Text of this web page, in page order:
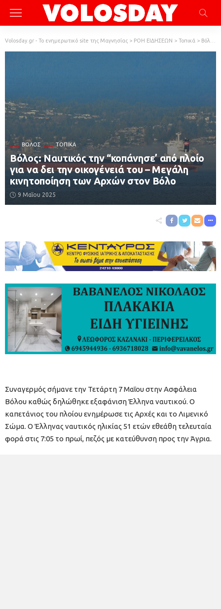
Volosday.gr - Το ενημερωτικό site της Μαγνησίας > ΡΟΗ ΕΙΔΗΣΕΩΝ > Τοπικά > Βόλος
ΒΌΛΟΣ ΤΟΠΙΚΆ
Βόλος: Ναυτικός την “κοπάνησε’ από πλοίο
για να δει την οικογένειά του – Μεγάλη
κινητοποίηση των Αρχών στον Βόλο
9 Μαΐου 2025
Συναγερμός σήμανε την Τετάρτη 7 Μαΐου στην Ασφάλεια
Βόλου καθώς δηλώθηκε εξαφάνιση Έλληνα ναυτικού. Ο
καπετάνιος του πλοίου ενημέρωσε τις Αρχές και το Λιμενικό
Σώμα. Ο Έλληνας ναυτικός ηλικίας 51 ετών εθεάθη τελευταία
φορά στις 7:05 το πρωί, πεζός με κατεύθυνση προς την Άγρια.